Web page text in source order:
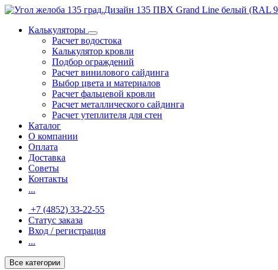
Калькуляторы
Расчет водостока
Калькулятор кровли
Подбор ограждений
Расчет винилового сайдинга
Выбор цвета и материалов
Расчет фальцевой кровли
Расчет металлического сайдинга
Расчет утеплителя для стен
Каталог
О компании
Оплата
Доставка
Советы
Контакты
...
+7 (4852) 33-22-55
Статус заказа
Вход / регистрация
...
Все категории